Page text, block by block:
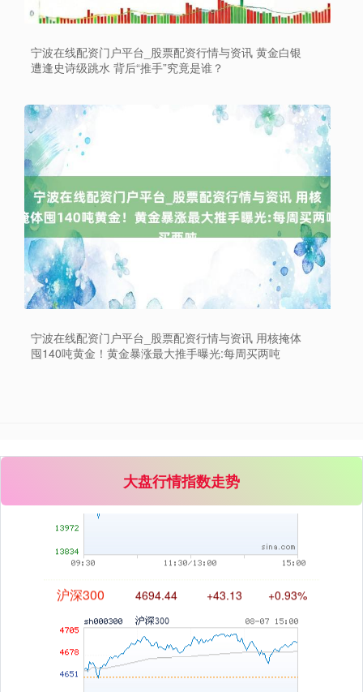
宁波在线配资门户平台_股票配资行情与资讯 黄金白银
遭逢史诗级跳水 背后“推手”究竟是谁？
宁波在线配资门户平台_股票配资行情与资讯 用核掩体
囤140吨黄金！黄金暴涨最大推手曝光:每周买两吨
大盘行情指数走势
上证综指 3940.04 +39.68 +1.02%
沪深300 4694.44 +43.13 +0.93%